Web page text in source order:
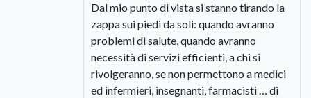
Dal mio punto di vista si stanno tirando la
zappa sui piedi da soli: quando avranno
problemi di salute, quando avranno
necessità di servizi efficienti, a chi si
rivolgeranno, se non permettono a medici
ed infermieri, insegnanti, farmacisti … di